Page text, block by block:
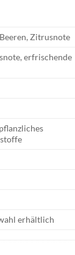
Zitrusnote
erfrischende
erhältlich